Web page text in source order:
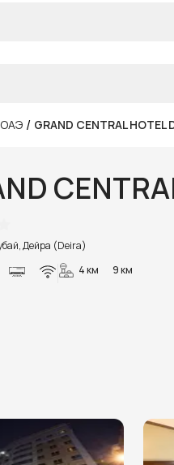
ОАЭ / GRAND CENTRAL HOTEL
Дейра (Deira)
4 км
9 км